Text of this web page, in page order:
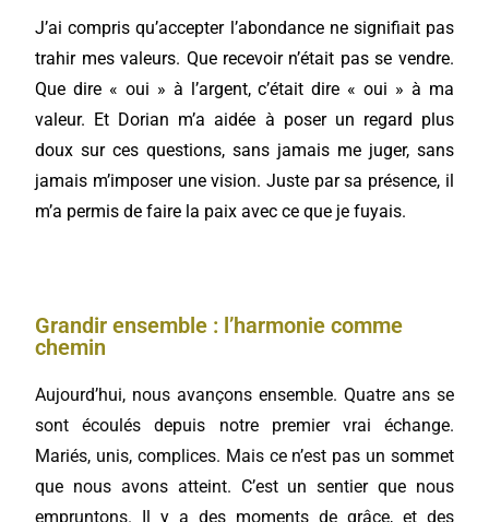
J’ai compris qu’accepter l’abondance ne signifiait pas
trahir mes valeurs. Que recevoir n’était pas se vendre.
Que dire « oui » à l’argent, c’était dire « oui » à ma
valeur. Et Dorian m’a aidée à poser un regard plus
doux sur ces questions, sans jamais me juger, sans
jamais m’imposer une vision. Juste par sa présence, il
m’a permis de faire la paix avec ce que je fuyais.
Grandir ensemble : l’harmonie comme
chemin
Aujourd’hui, nous avançons ensemble. Quatre ans se
sont écoulés depuis notre premier vrai échange.
Mariés, unis, complices. Mais ce n’est pas un sommet
que nous avons atteint. C’est un sentier que nous
empruntons. Il y a des moments de grâce, et des